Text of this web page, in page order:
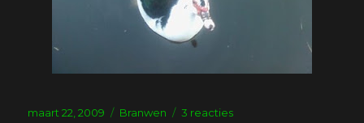
Geplaatst
maart 22, 2009 Tags
Branwen 3 reactiesop